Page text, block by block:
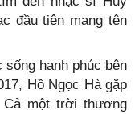
đầu tiên mang tên
sống hạnh phúc bên
Hồ Ngọc Hà gặp
một trời thương